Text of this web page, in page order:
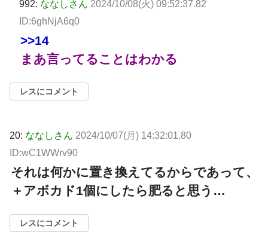
992: ななしさん 2024/10/08(火) 09:52:37.82
ID:6ghNjA6q0
>>14
まあ言ってることはわかる
レスにコメント
20: ななしさん 2024/10/07(月) 14:32:01.80
ID:wC1WWrv90
それは何かに置き換えてるからであって、
＋アボカド1個にしたら肥ると思う…
レスにコメント